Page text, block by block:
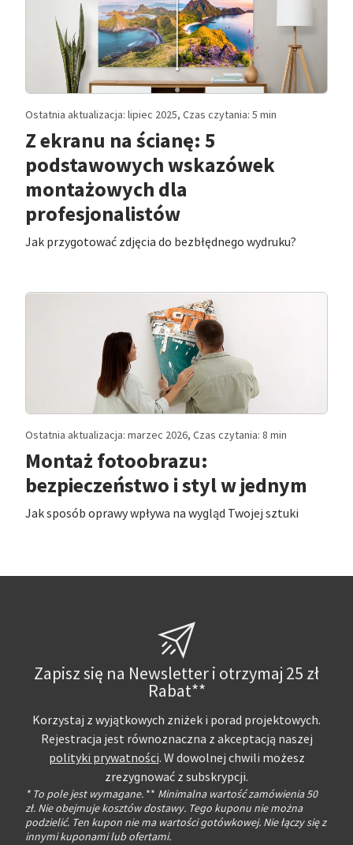
Ostatnia aktualizacja: lipiec 2025, Czas czytania: 5 min
Z ekranu na ścianę: 5
podstawowych wskazówek
montażowych dla
profesjonalistów
Jak przygotować zdjęcia do bezbłędnego wydruku?
Ostatnia aktualizacja: marzec 2026, Czas czytania: 8 min
Montaż fotoobrazu:
bezpieczeństwo i styl w jednym
Jak sposób oprawy wpływa na wygląd Twojej sztuki
Zapisz się na Newsletter i otrzymaj 25 zł
Rabat**
Korzystaj z wyjątkowych zniżek i porad projektowych.
Rejestracja jest równoznaczna z akceptacją naszej
polityki prywatności. W dowolnej chwili możesz
zrezygnować z subskrypcji.
* To pole jest wymagane. ** Minimalna wartość zamówienia 50
zł. Nie obejmuje kosztów dostawy. Tego kuponu nie można
podzielić. Ten kupon nie ma wartości gotówkowej. Nie łączy się z
innymi kuponami lub ofertami.